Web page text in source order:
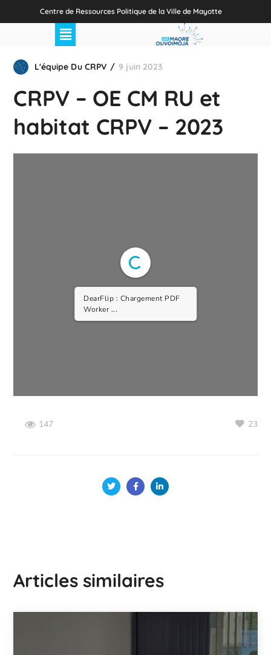
Centre de Ressources Politique de la Ville de Mayotte
L'équipe Du CRPV 9 juin 2023
CRPV – OE CM RU et
habitat CRPV – 2023
DearFlip : Chargement PDF
Worker ...
147 23
Articles similaires